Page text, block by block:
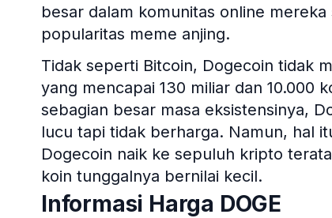
besar dalam komunitas online
popularitas meme anjing.
Tidak seperti Bitcoin, Dogecoin tidak
yang mencapai 130 miliar dan 10.000
sebagian besar masa eksistensinya,
lucu tapi tidak berharga. Namun, hal
Dogecoin naik ke sepuluh kripto
koin tunggalnya bernilai kecil.
Informasi Harga DOGE